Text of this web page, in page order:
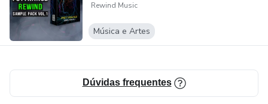
Rewind Music
Música e Artes
Dúvidas frequentes